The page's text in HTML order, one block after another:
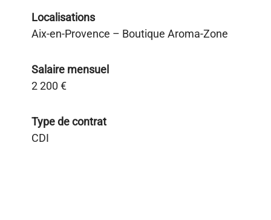
Localisations
Aix-en-Provence – Boutique Aroma-Zone
Salaire mensuel
2 200 €
Type de contrat
CDI